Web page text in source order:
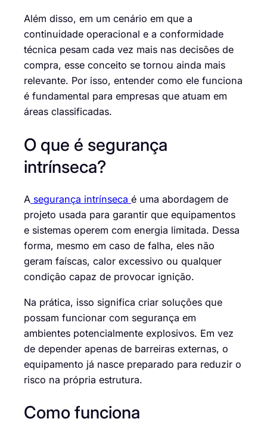
Além disso, em um cenário em que a
continuidade operacional e a conformidade
técnica pesam cada vez mais nas decisões de
compra, esse conceito se tornou ainda mais
relevante. Por isso, entender como ele funciona
é fundamental para empresas que atuam em
áreas classificadas.
O que é segurança
intrínseca?
A segurança intrínseca é uma abordagem de
projeto usada para garantir que equipamentos
e sistemas operem com energia limitada. Dessa
forma, mesmo em caso de falha, eles não
geram faíscas, calor excessivo ou qualquer
condição capaz de provocar ignição.
Na prática, isso significa criar soluções que
possam funcionar com segurança em
ambientes potencialmente explosivos. Em vez
de depender apenas de barreiras externas, o
equipamento já nasce preparado para reduzir o
risco na própria estrutura.
Como funciona